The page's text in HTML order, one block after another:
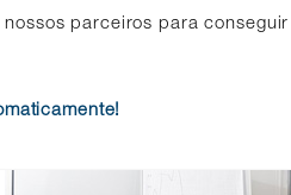
parceiros para conseguir